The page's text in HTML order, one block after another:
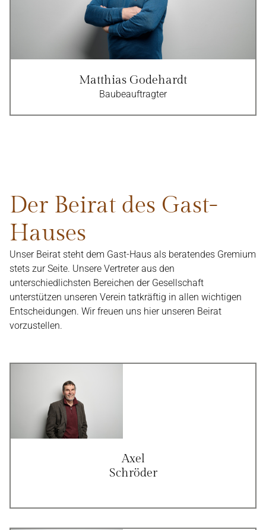
Matthias Godehardt
Baubeauftragter
Der Beirat des Gast-
Hauses
Unser Beirat steht dem Gast-Haus als beratendes Gremium
stets zur Seite. Unsere Vertreter aus den
unterschiedlichsten Bereichen der Gesellschaft
unterstützen unseren Verein tatkräftig in allen wichtigen
Entscheidungen. Wir freuen uns hier unseren Beirat
vorzustellen.
Axel
Schröder